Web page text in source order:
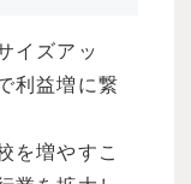
イズアッ
利益増に繋
を増やすこ